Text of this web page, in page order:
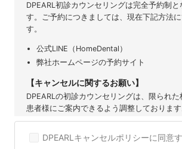
DPEARL初診カウンセリングは完全予約制と
す。ご予約につきましては、現在下記方法
す。
公式LINE（HomeDental）
弊社ホームページの予約サイト
【キャンセルに関するお願い】
DPEARLの初診カウンセリングは、限られ
患者様にご案内できるよう調整しておりま
ルや直前のご連絡は、他の患者様の機会を
提携歯科医院にも大きなご迷惑となります
約後のキャンセルは原則お控えいただきます
DPEARLキャンセルポリシーに同意す